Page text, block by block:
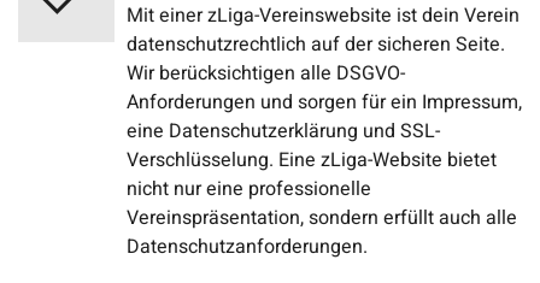
Mit einer zLiga-Vereinswebsite ist dein Verein
datenschutzrechtlich auf der sicheren Seite.
Wir berücksichtigen alle DSGVO-
Anforderungen und sorgen für ein Impressum,
eine Datenschutzerklärung und SSL-
Verschlüsselung. Eine zLiga-Website bietet
nicht nur eine professionelle
Vereinspräsentation, sondern erfüllt auch alle
Datenschutzanforderungen.